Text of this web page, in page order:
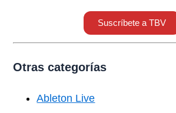
Suscríbete a TBV
Otras categorías
Ableton Live